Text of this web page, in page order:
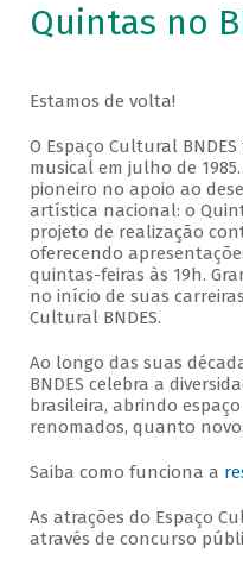
Quintas no
Estamos de volta!
O Espaço Cultural
musical em julho de
pioneiro no apoio ao
artística nacional: o
projeto de realização
oferecendo
quintas-feiras às 19h.
no início de suas
Cultural BNDES.
Ao longo das suas
BNDES celebra a
brasileira, abrindo
renomados, quanto
Saiba como funciona a
As atrações do Espaço
através de concurso